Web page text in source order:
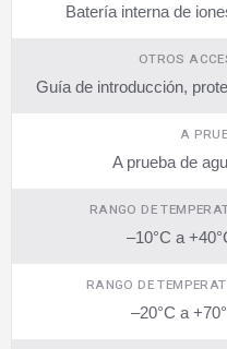
Batería interna de
OTROS
Guía de introducción,
A
A prueba de
RANGO DE
–10°C a
RANGO DE
–20°C a